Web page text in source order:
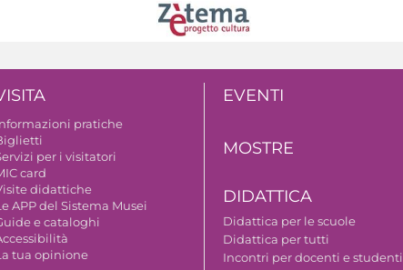
pratiche
per i visitatori
card
didattiche
APP del Sistema Musei
e cataloghi
tua opinione
EVENTI
MOSTRE
DIDATTICA
Didattica per le scuole
Didattica per tutti
Incontri per docenti e studenti